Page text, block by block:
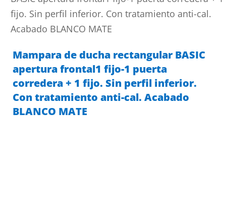
fijo. Sin perfil inferior. Con tratamiento anti-cal.
Acabado BLANCO MATE
Mampara de ducha rectangular BASIC
apertura frontal1 fijo-1 puerta
corredera + 1 fijo. Sin perfil inferior.
Con tratamiento anti-cal. Acabado
BLANCO MATE